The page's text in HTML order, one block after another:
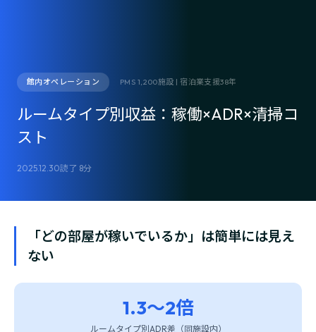
館内オペレーション PMS 1,200施設 | 宿泊業支援38年
ルームタイプ別収益：稼働×ADR×清掃コ
スト
2025.12.30読了 8分
「どの部屋が稼いでいるか」は簡単には見え
ない
1.3〜2倍
ルームタイプ別ADR差（同施設内）